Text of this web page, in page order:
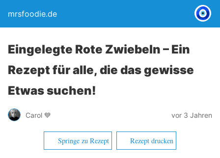
mrsfoodie.de
Eingelegte Rote Zwiebeln – Ein
Rezept für alle, die das gewisse
Etwas suchen!
Carol 💙 vor 3 Jahren
Springe zu Rezept Rezept drucken